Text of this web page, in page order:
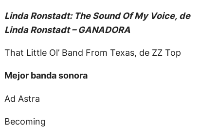
Linda Ronstadt: The Sound Of My Voice, de
Linda Ronstadt – GANADORA
That Little Ol’ Band From Texas, de ZZ Top
Mejor banda sonora
Ad Astra
Becoming